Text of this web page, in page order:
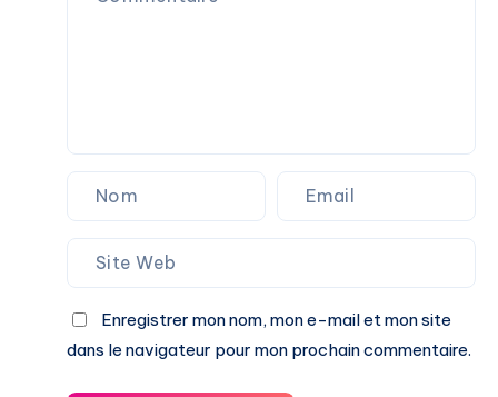
Enregistrer mon nom, mon e-mail et mon site
dans le navigateur pour mon prochain commentaire.